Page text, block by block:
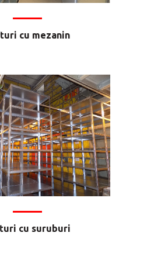
cu mezanin
cu suruburi